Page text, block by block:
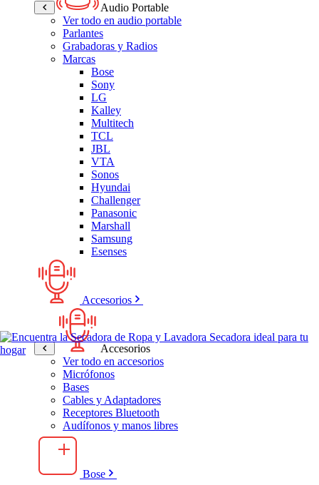
Audio Portable
Ver todo en audio portable
Parlantes
Grabadoras y Radios
Marcas
Bose
Sony
LG
Kalley
Multitech
TCL
JBL
VTA
Sonos
Hyundai
Challenger
Panasonic
Marshall
Samsung
Esenses
Accesorios
Accesorios
Ver todo en accesorios
Micrófonos
Bases
Cables y Adaptadores
Receptores Bluetooth
Audífonos y manos libres
Bose